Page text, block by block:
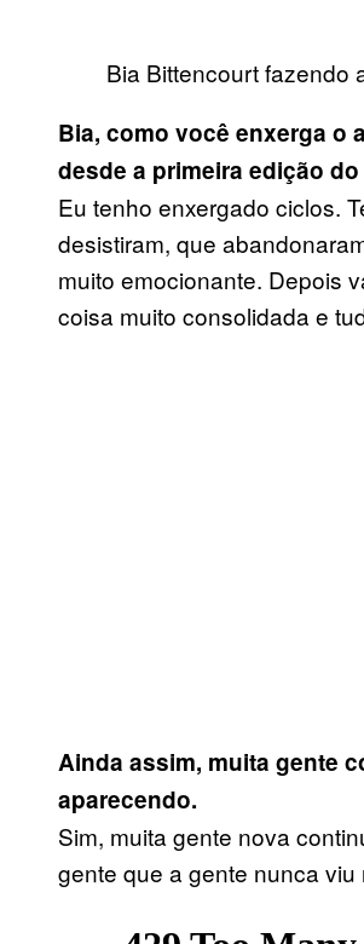
Bia Bittencourt fazendo
Bia, como você enxerga o
desde a primeira edição
Eu tenho enxergado ciclos.
desistiram, que
muito emocionante. Depois
coisa muito consolidada e
Ainda assim, muita gente
aparecendo.
Sim, muita gente nova
gente que a gente nunca viu